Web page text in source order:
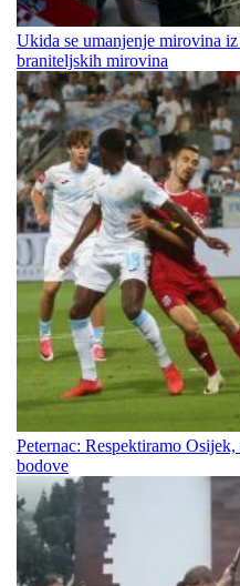
Ukida se umanjenje mirovina
braniteljskih mirovina
Peternac: Respektiramo
bodove